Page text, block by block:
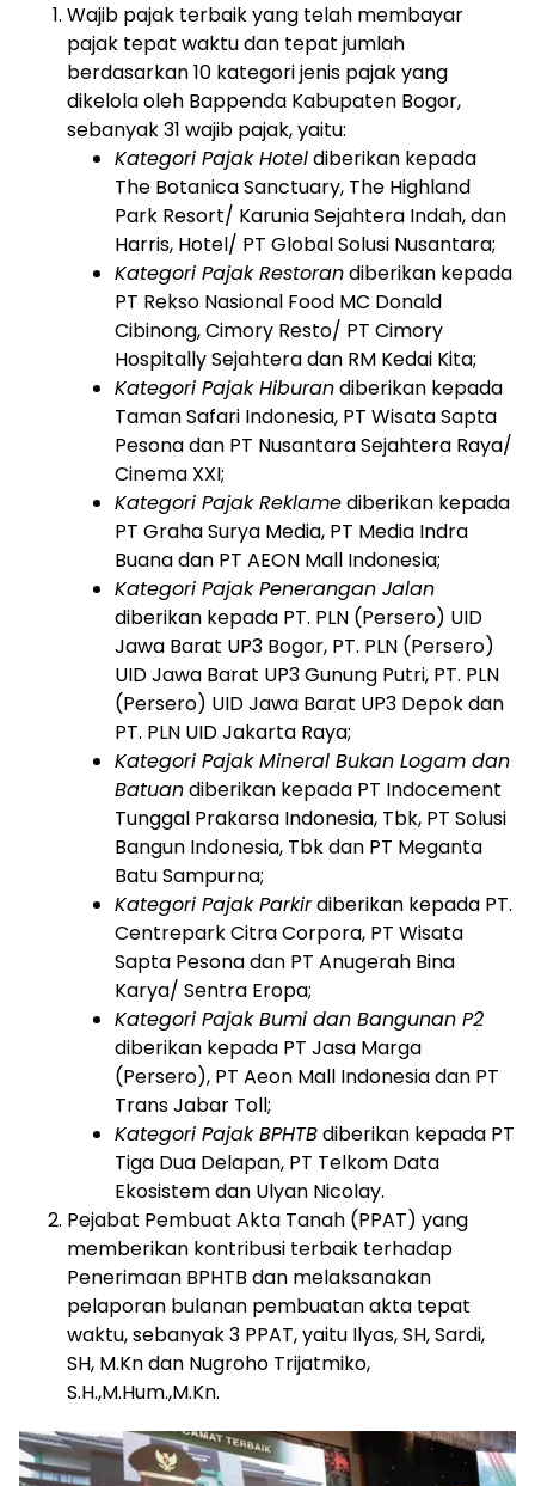
Wajib pajak terbaik yang telah membayar
pajak tepat waktu dan tepat jumlah
berdasarkan 10 kategori jenis pajak yang
dikelola oleh Bappenda Kabupaten Bogor,
sebanyak 31 wajib pajak, yaitu:
Kategori Pajak Hoteldiberikan kepada
The Botanica Sanctuary, The Highland
Park Resort/ Karunia Sejahtera Indah, dan
Harris, Hotel/ PT Global Solusi Nusantara;
Kategori Pajak Restorandiberikan kepada
PT Rekso Nasional Food MC Donald
Cibinong, Cimory Resto/ PT Cimory
Hospitally Sejahtera dan RM Kedai Kita;
Kategori Pajak Hiburandiberikan kepada
Taman Safari Indonesia, PT Wisata Sapta
Pesona dan PT Nusantara Sejahtera Raya/
Cinema XXI;
Kategori Pajak Reklamediberikan kepada
PT Graha Surya Media, PT Media Indra
Buana dan PT AEON Mall Indonesia;
Kategori Pajak Penerangan Jalan
diberikan kepada PT. PLN (Persero) UID
Jawa Barat UP3 Bogor, PT. PLN (Persero)
UID Jawa Barat UP3 Gunung Putri, PT. PLN
(Persero) UID Jawa Barat UP3 Depok dan
PT. PLN UID Jakarta Raya;
Kategori Pajak Mineral Bukan Logam dan
Batuandiberikan kepada PT Indocement
Tunggal Prakarsa Indonesia, Tbk, PT Solusi
Bangun Indonesia, Tbk dan PT Meganta
Batu Sampurna;
Kategori Pajak Parkirdiberikan kepada PT.
Centrepark Citra Corpora, PT Wisata
Sapta Pesona dan PT Anugerah Bina
Karya/ Sentra Eropa;
Kategori Pajak Bumi dan Bangunan P2
diberikan kepada PT Jasa Marga
(Persero), PT Aeon Mall Indonesia dan PT
Trans Jabar Toll;
Kategori Pajak BPHTBdiberikan kepada PT
Tiga Dua Delapan, PT Telkom Data
Ekosistem dan Ulyan Nicolay.
Pejabat Pembuat Akta Tanah (PPAT) yang
memberikan kontribusi terbaik terhadap
Penerimaan BPHTB dan melaksanakan
pelaporan bulanan pembuatan akta tepat
waktu, sebanyak 3 PPAT, yaitu Ilyas, SH, Sardi,
SH, M.Kn dan Nugroho Trijatmiko,
S.H.,M.Hum.,M.Kn.